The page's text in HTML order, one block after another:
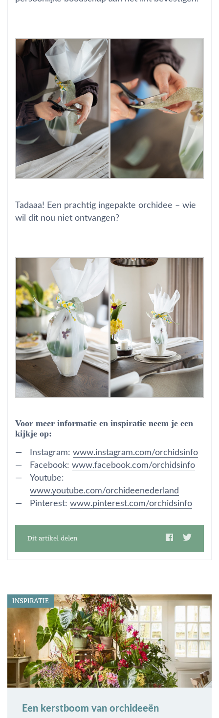
Tadaaa! Een prachtig ingepakte orchidee – wie
wil dit nou niet ontvangen?
Voor meer informatie en inspiratie neem je een
kijkje op:
Instagram: www.instagram.com/orchidsinfo
Facebook: www.facebook.com/orchidsinfo
Youtube:
www.youtube.com/orchideenederland
Pinterest: www.pinterest.com/orchidsinfo
Dit artikel delen
INSPIRATIE
Een kerstboom van orchideeën